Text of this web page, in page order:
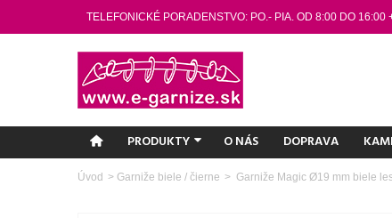
TELEFONICKÉ PORADENSTVO: PO.- PIA. OD 8:00 DO 16:00
PRODUKTY O NÁS DOPRAVA
Úvod > Garniže biele / čierne > Garniže Magic Ø19 mm biele